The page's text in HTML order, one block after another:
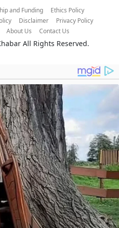
and Funding
Ethics Policy
Disclaimer
Privacy Policy
About Us Contact Us
All Rights Reserved.